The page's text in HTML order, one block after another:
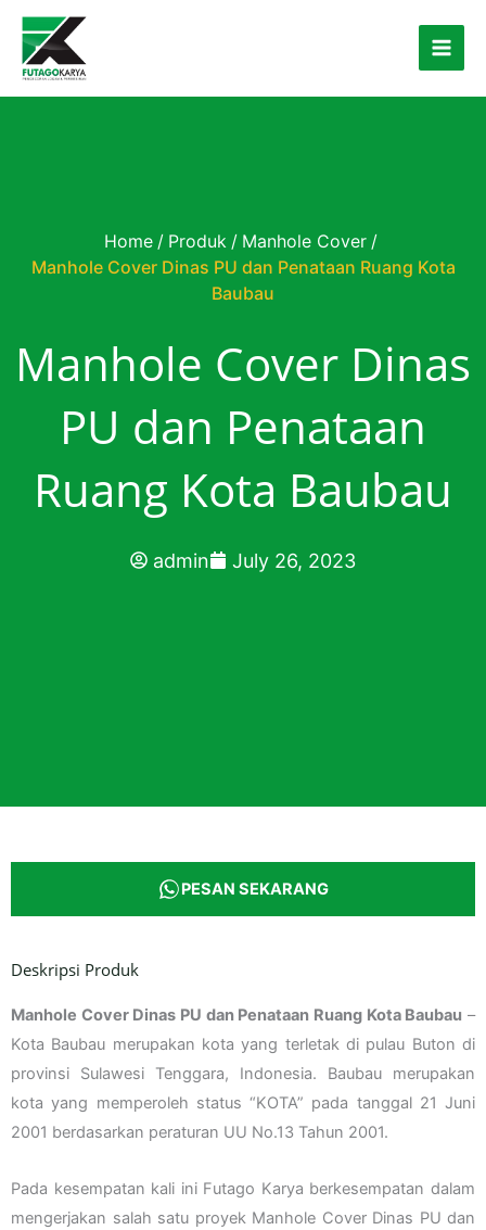
Skip to content
Home / Produk / Manhole Cover /
Manhole Cover Dinas PU dan Penataan Ruang Kota
Baubau
Manhole Cover Dinas
PU dan Penataan
Ruang Kota Baubau
admin July 26, 2023
PESAN SEKARANG
Deskripsi Produk
Manhole Cover Dinas PU dan Penataan Ruang Kota Baubau –
Kota Baubau merupakan kota yang terletak di pulau Buton di
provinsi Sulawesi Tenggara, Indonesia. Baubau merupakan
kota yang memperoleh status “KOTA” pada tanggal 21 Juni
2001 berdasarkan peraturan UU No.13 Tahun 2001.
Pada kesempatan kali ini Futago Karya berkesempatan dalam
mengerjakan salah satu proyek Manhole Cover Dinas PU dan